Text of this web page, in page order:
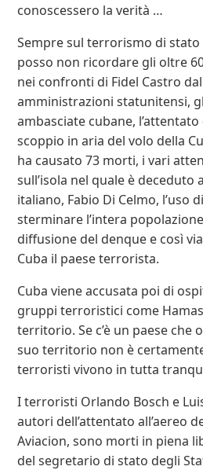
conoscessero la verità …
Sempre sul terrorismo di
posso non ricordare gli oltre
nei confronti di Fidel Castro
amministrazioni statunitensi,
ambasciate cubane,
scoppio in aria del volo della
ha causato 73 morti, i vari
sull’isola nel quale è deceduto
italiano, Fabio Di Celmo, l’uso
sterminare l’intera
diffusione del denque e così
Cuba il paese terrorista.
Cuba viene accusata poi di
gruppi terroristici come
territorio. Se c’è un paese che
suo territorio non è
terroristi vivono in tutta
I terroristi Orlando Bosch e
autori dell’attentato all’aereo
Aviacion, sono morti in piena
del segretario di stato degli